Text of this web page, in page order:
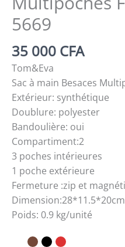
5669
35 000 CFA
Tom&Eva
Sac à main Besaces
Extérieur: synthétique
Doublure: polyester
Bandoulière: oui
Compartiment:2
3 poches intérieures
1 poche extérieure
Fermeture :zip et
Dimension:28*11.5*20cm
Poids: 0.9 kg/unité